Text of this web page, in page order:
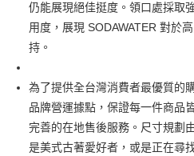
成交易。
3.實際核准額度、可分期數及費用金額
4.訂單成立30分鐘內，如未前往確認交
消。如遇「轉專審核」未通過狀況，表
法說明評估內容。
1.分期款項不併入電信帳單，「大哥付
醒簡訊。
2.透過簡訊連結打開帳單後，可選擇「
帳／街口支付／iPASS MONEY」等通路
AFTEE先享後付是「在收到商品之後才
便利好安心！
１．簡單：不需註冊會員、不需綁卡、不
２．便利：只要手機號碼，簡訊認證，即
３．安心：先確認商品／服務後，再付款
【「AFTEE先享後付」結帳流程】
１．於結帳方式選擇「AFTEE先享後付
結帳頁面，進行簡訊認證並確認金額後
２．訂單成立數日內，您將收到繳費通
ATM付款
運送方式
付款 後全家取貨
每筆NT$45
仍能展現絕佳挺度。領口處採取
用度，展現 SODAWATER 對於
持。
為了提供全台灣消費者最優質的
品牌營運據點，保證每一件商品
完善的在地售後服務。尺寸規劃
是美式古著愛好者，或是正在尋